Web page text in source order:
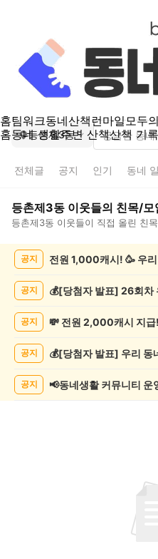
홈팀워크동네산책 런마일모두
홈동네 생활주변 산책산책 기록
등촌제3동
전체글 공지 인기 동네
등촌제3동 이웃들의 친목/모
등촌제3동 이웃들이 직접 올린 친
목/
글
공지 전원 1,000캐시! 🥳 우
공지
공지
공지
공지 📢동네생활 커뮤니티